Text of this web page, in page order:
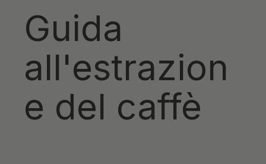
Guida
all'estrazion
e del caffè